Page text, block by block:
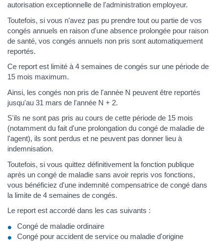
autorisation exceptionnelle de l'administration employeur.
Toutefois, si vous n'avez pas pu prendre tout ou partie de vos
congés annuels en raison d'une absence prolongée pour raison
de santé, vos congés annuels non pris sont automatiquement
reportés.
Ce report est limité à 4 semaines de congés sur une période de
15 mois maximum.
Ainsi, les congés non pris de l'année N peuvent être reportés
jusqu'au 31 mars de l'année N + 2.
S'ils ne sont pas pris au cours de cette période de 15 mois
(notamment du fait d'une prolongation du congé de maladie de
l'agent), ils sont perdus et ne peuvent pas donner lieu à
indemnisation.
Toutefois, si vous quittez définitivement la fonction publique
après un congé de maladie sans avoir repris vos fonctions,
vous bénéficiez d'une indemnité compensatrice de congé dans
la limite de 4 semaines de congés.
Le report est accordé dans les cas suivants :
Congé de maladie ordinaire
Congé pour accident de service ou maladie d'origine